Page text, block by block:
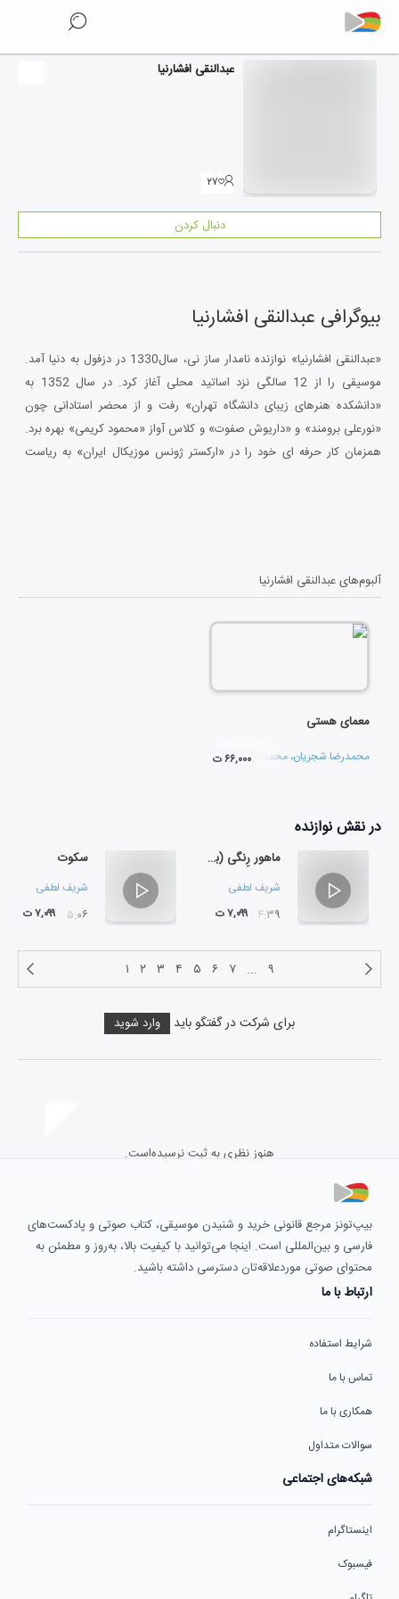
عبدالنقی افشارنیا
۲۷
دنبال کردن
بیوگرافی عبدالنقی افشارنیا
«عبدالنقی افشارنیا» نوازنده نامدار ساز نی، سال1330 در دزفول به دنیا آمد.
موسیقی را از 12 سالگی نزد اساتید محلی آغاز کرد. در سال 1352 به
«دانشکده هنرهای زیبای دانشگاه تهران» رفت و از محضر استادانی چون
«نورعلی برومند» و «داریوش صفوت» و کلاس آواز «محمود کریمی» بهره برد.
همزمان کار حرفه ای خود را در «ارکستر ژونس موزیکال ایران» به ریاست
متعدد کنسرت از دست آوردهای ایشان است.
آلبوم‌هایعبدالنقی افشارنیا
معمای هستی
محمدرضا شجریان، محمدرضا لطفیو ۶۶,۰۰۰ ت
در نقشنوازنده
ماهور رِنگی (برای ارکسترسمفونیک)
شریف لطفی
۰۴:۳۹ ۷,۰۹۹ ت
سکوت
شریف لطفی
۰۵:۰۶ ۷,۰۹۹ ت
۱ ۲ ۳ ۴ ۵ ۶ ۷ ... ۹
برای شرکت در گفتگو باید وارد شوید
هنوز نظری به ثبت نرسیده‌است.
بیپ‌تونز مرجع قانونی خرید و شنیدن موسیقی، کتاب صوتی و پادکست‌های
فارسی و بین‌المللی است. اینجا می‌توانید با کیفیت بالا، به‌روز و مطمئن به
محتوای صوتی موردعلاقه‌تان دسترسی داشته باشید.
ارتباط با ما
شرایط استفاده
تماس با ما
همکاری با ما
سوالات متداول
شبکه‌های اجتماعی
اینستاگرام
فیسبوک